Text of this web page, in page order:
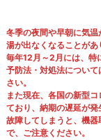
冬季の夜間や早朝に気
湯が出なくなることがあ
毎年12月～2月には、特
予防法・対処法につい
さい。
また現在、各国の新型
ており、納期の遅延が発
故障してしまうと、機
で、ご注意ください。